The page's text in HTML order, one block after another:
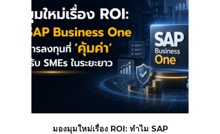
มองมุมใหม่เรื่อง ROI: ทำไม SAP